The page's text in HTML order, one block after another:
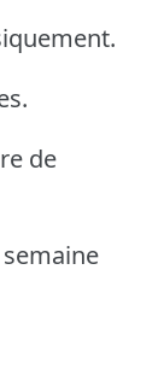
de